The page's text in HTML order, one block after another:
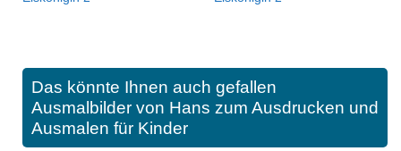
Das könnte Ihnen auch gefallen
Ausmalbilder von Hans zum Ausdrucken und
Ausmalen für Kinder